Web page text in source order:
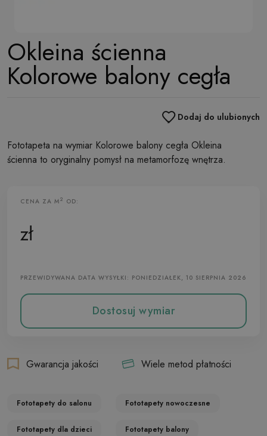
Okleina ścienna
Kolorowe balony cegła
Dodaj do ulubionych
Fototapeta na wymiar Kolorowe balony cegła Okleina
ścienna to oryginalny pomysł na metamorfozę wnętrza.
CENA ZA M2 OD:
zł
PRZEWIDYWANA DATA WYSYŁKI: PONIEDZIAŁEK, 10 SIERPNIA 2026
Dostosuj wymiar
Gwarancja jakości Wiele metod płatności
Fototapety do salonu Fototapety nowoczesne
Fototapety dla dzieci Fototapety balony